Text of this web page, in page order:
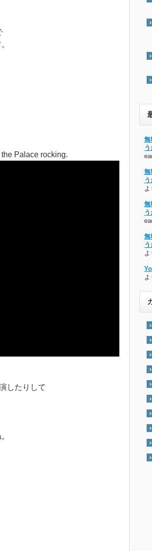
Palace rocking.
したりして
無
無
よ
無
無
よ
よ